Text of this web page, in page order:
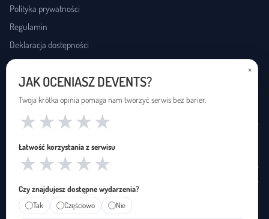
Polityka prywatności
Regulamin
Deklaracja dostępności
USŁUGI DOSTĘPNOŚCI
Zapętleni · zapetleni.pl
Tłumaczenie na polski język migowy
Janusz Migowego · januszmigowego.pl
×
JAK OCENIASZ DEVENTS?
Twoja krótka opinia pomaga nam tworzyć serwis bez barier.
★
★
★
★
★
Łatwość korzystania z serwisu
★
★
★
★
★
Czy znajdujesz dostępne wydarzenia?
Tak
Częściowo Nie